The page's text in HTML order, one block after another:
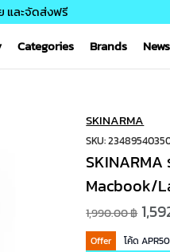
และจัดส่งฟรี
Categories Brands News
SKINARMA
SKU:
SKINARMA
Macbook/
1,990.00 ฿
Offer
โค้ด